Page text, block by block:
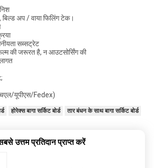
अप / वाया फिलिंग टेक।
सब्सट्रेट
की जरूरत है, न आउटसोर्सिंग की
यूपीएस/Fedex)
होरेक्स बागा सर्किट बोर्ड तार बंधन के साथ बागा सर्किट बोर्ड
उत्तम प्रतिदान प्राप्त करें